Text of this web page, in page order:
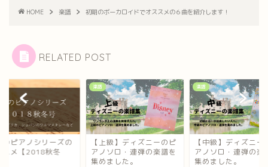
HOME 楽譜 初期のボーカロイドでオススメの６曲を紹介します！
RELATED POST
のピアノシリーズの
スメ【2018秋冬
楽譜
【上級】ディズニーのピ
アノソロ・連弾の楽譜を
集めました。
楽譜
【中級】ディズニー
アノソロ・連弾の楽
集めました。